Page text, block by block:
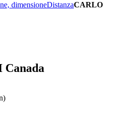
dimensioneDistanzaCARLO